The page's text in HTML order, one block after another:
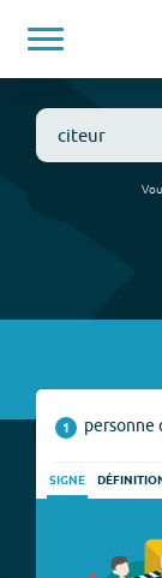
1 personne
SIGNE